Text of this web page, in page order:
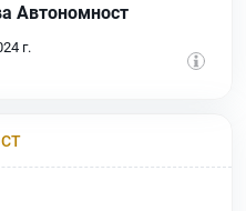
Автономност
г.